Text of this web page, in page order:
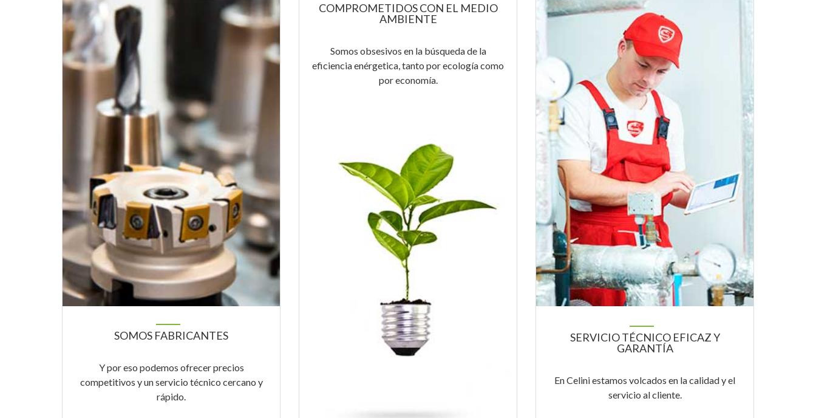
SOMOS FABRICANTES
Y por eso podemos ofrecer precios
competitivos y un servicio técnico cercano y
rápido.
COMPROMETIDOS CON EL MEDIO
AMBIENTE
Somos obsesivos en la búsqueda de la
eficiencia enérgetica, tanto por ecología como
por economía.
SERVICIO TÉCNICO EFICAZ Y
GARANTÍA
En Celini estamos volcados en la calidad y el
servicio al cliente.